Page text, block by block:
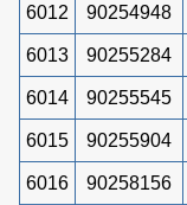
6012 90254948
6013 90255284
6014 90255545
6015 90255904
6016 90258156